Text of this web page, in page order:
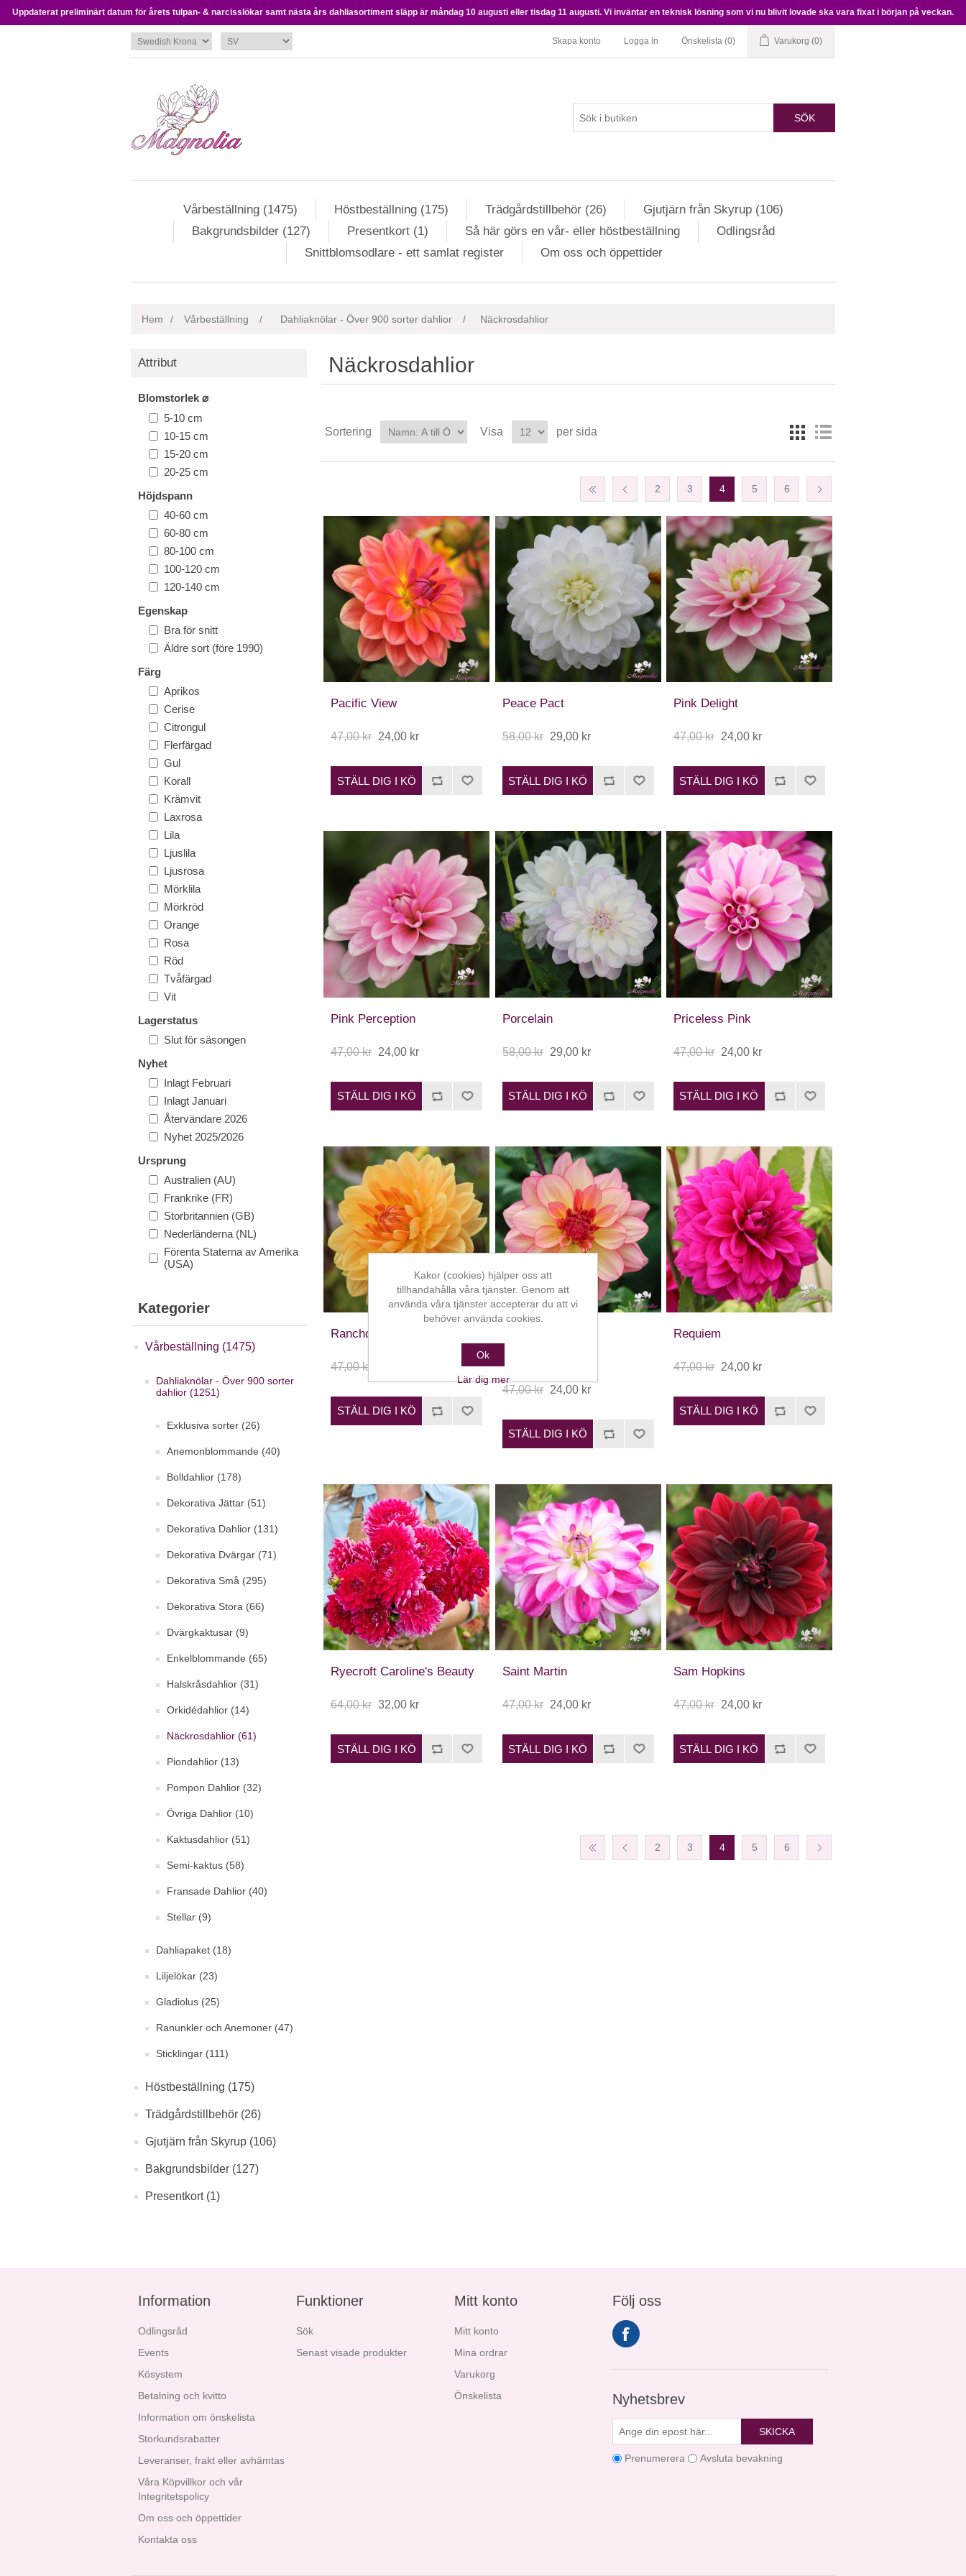
Uppdaterat preliminärt datum för årets tulpan- & narcisslökar samt nästa års dahliasortiment släpp är måndag 10 augusti eller tisdag 11 augusti. Vi inväntar en teknisk lösning som vi nu blivit lovade ska vara fixat i början på veckan.
Skapa konto Logga in Önskelista (0) Varukorg (0)
SÖK
Vårbeställning (1475) Höstbeställning (175) Trädgårdstillbehör (26)
Gjutjärn från Skyrup (106)
Bakgrundsbilder (127)
Presentkort (1) Så här görs en vår- eller höstbeställning
Odlingsråd
Snittblomsodlare - ett samlat register
Om oss och öppettider
Hem / Vårbeställning / Dahliaknölar - Över 900 sorter dahlior / Näckrosdahlior
Attribut
Blomstorlek ⌀
5-10 cm
10-15 cm
15-20 cm
20-25 cm
Höjdspann
40-60 cm
60-80 cm
80-100 cm
100-120 cm
120-140 cm
Egenskap
Bra för snitt
Äldre sort (före 1990)
Färg
Aprikos
Cerise
Citrongul
Flerfärgad
Gul
Korall
Krämvit
Laxrosa
Lila
Ljuslila
Ljusrosa
Mörklila
Mörkröd
Orange
Rosa
Röd
Tvåfärgad
Vit
Lagerstatus
Slut för säsongen
Nyhet
Inlagt Februari
Inlagt Januari
Återvändare 2026
Nyhet 2025/2026
Ursprung
Australien (AU)
Frankrike (FR)
Storbritannien (GB)
Nederländerna (NL)
Förenta Staterna av Amerika
(USA)
Kategorier
Vårbeställning (1475)
Dahliaknölar - Över 900 sorter
dahlior (1251)
Exklusiva sorter (26)
Anemonblommande (40)
Bolldahlior (178)
Dekorativa Jättar (51)
Dekorativa Dahlior (131)
Dekorativa Dvärgar (71)
Dekorativa Små (295)
Dekorativa Stora (66)
Dvärgkaktusar (9)
Enkelblommande (65)
Halskråsdahlior (31)
Orkidédahlior (14)
Näckrosdahlior (61)
Piondahlior (13)
Pompon Dahlior (32)
Övriga Dahlior (10)
Kaktusdahlior (51)
Semi-kaktus (58)
Fransade Dahlior (40)
Stellar (9)
Dahliapaket (18)
Liljelökar (23)
Gladiolus (25)
Ranunkler och Anemoner (47)
Sticklingar (111)
Höstbeställning (175)
Trädgårdstillbehör (26)
Gjutjärn från Skyrup (106)
Bakgrundsbilder (127)
Presentkort (1)
Näckrosdahlior
Sortering Visa per sida
2 3 4 5 6
Pacific View
47,00 kr 24,00 kr
STÄLL DIG I KÖ
Peace Pact
58,00 kr 29,00 kr
STÄLL DIG I KÖ
Pink Delight
47,00 kr 24,00 kr
STÄLL DIG I KÖ
Pink Perception
47,00 kr 24,00 kr
STÄLL DIG I KÖ
Porcelain
58,00 kr 29,00 kr
STÄLL DIG I KÖ
Priceless Pink
47,00 kr 24,00 kr
STÄLL DIG I KÖ
Rancho
47,00 kr
STÄLL DIG I KÖ
47,00 kr 24,00 kr
STÄLL DIG I KÖ
Requiem
47,00 kr 24,00 kr
STÄLL DIG I KÖ
Ryecroft Caroline's Beauty
64,00 kr 32,00 kr
STÄLL DIG I KÖ
Saint Martin
47,00 kr 24,00 kr
STÄLL DIG I KÖ
Sam Hopkins
47,00 kr 24,00 kr
STÄLL DIG I KÖ
2 3 4 5 6
Information
Odlingsråd
Events
Kösystem
Betalning och kvitto
Information om önskelista
Storkundsrabatter
Leveranser, frakt eller avhämtas
Våra Köpvillkor och vår
Integritetspolicy
Om oss och öppettider
Kontakta oss
Funktioner
Sök
Senast visade produkter
Mitt konto
Mitt konto
Mina ordrar
Varukorg
Önskelista
Följ oss
Nyhetsbrev
SKICKA
Prenumerera Avsluta bevakning
Kakor (cookies) hjälper oss att
tillhandahålla våra tjänster. Genom att
använda våra tjänster accepterar du att vi
behöver använda cookies.
Ok
Lär dig mer